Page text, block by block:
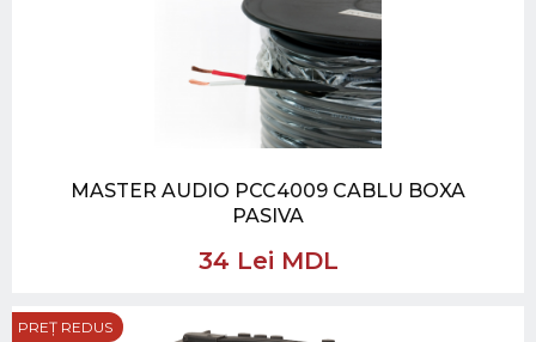
MASTER AUDIO PCC4009 CABLU BOXA
PASIVA
34 Lei MDL
PREȚ REDUS